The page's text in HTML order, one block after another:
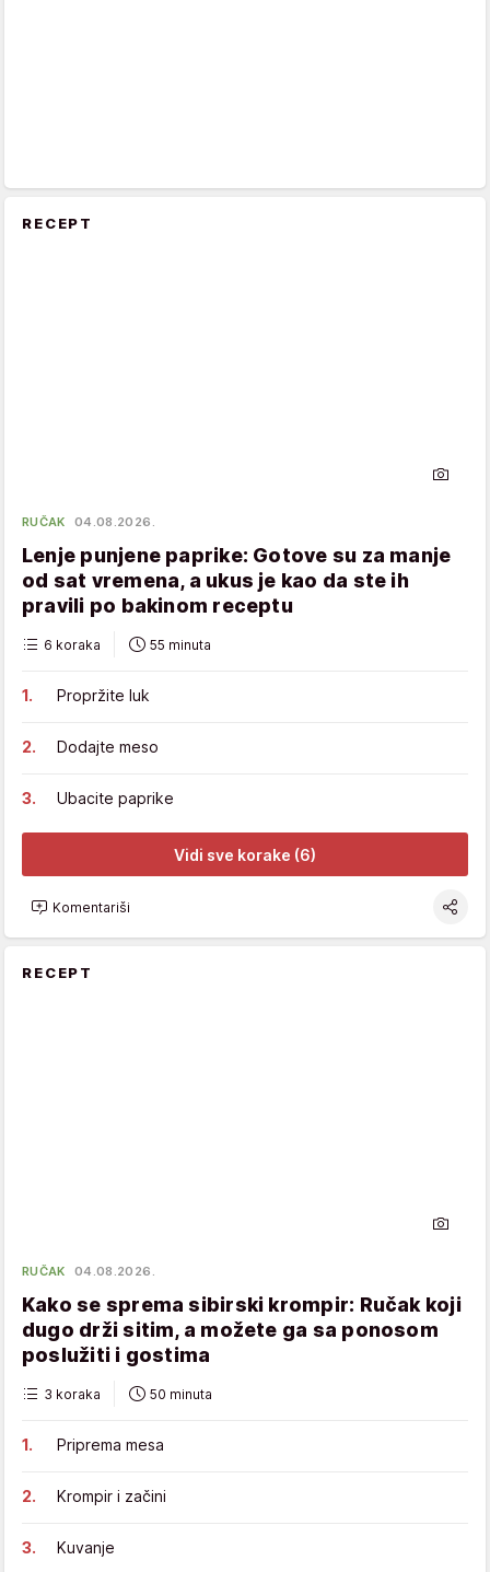
RECEPT
RUČAK 04.08.2026.
Lenje punjene paprike: Gotove su za manje
od sat vremena, a ukus je kao da ste ih
pravili po bakinom receptu
6 koraka 55 minuta
Propržite luk
Dodajte meso
Ubacite paprike
Vidi sve korake (6)
Komentariši
RECEPT
RUČAK 04.08.2026.
Kako se sprema sibirski krompir: Ručak koji
dugo drži sitim, a možete ga sa ponosom
poslužiti i gostima
3 koraka 50 minuta
Priprema mesa
Krompir i začini
Kuvanje